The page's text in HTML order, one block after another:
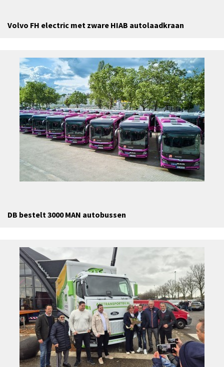
Volvo FH electric met zware HIAB autolaadkraan
DB bestelt 3000 MAN autobussen